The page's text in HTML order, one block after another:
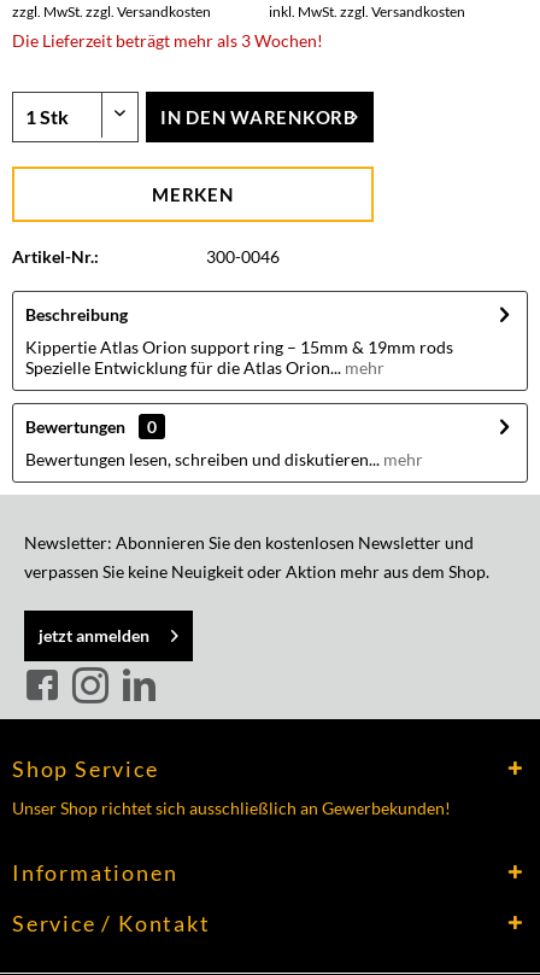
zzgl. MwSt. zzgl. Versandkosten inkl. MwSt. zzgl. Versandkosten
Die Lieferzeit beträgt mehr als 3 Wochen!
IN DEN WARENKORB
MERKEN
Artikel-Nr.: 300-0046
Beschreibung
Kippertie Atlas Orion support ring – 15mm & 19mm rods
Spezielle Entwicklung für die Atlas Orion... mehr
Bewertungen
0
Bewertungen lesen, schreiben und diskutieren... mehr
Newsletter: Abonnieren Sie den kostenlosen Newsletter und
verpassen Sie keine Neuigkeit oder Aktion mehr aus dem Shop.
jetzt anmelden
Shop Service
Unser Shop richtet sich ausschließlich an Gewerbekunden!
Informationen
Service / Kontakt